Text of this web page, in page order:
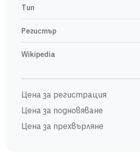
Тип
Регистър
Wikipedia
Цена за регистрация
Цена за подновяване
Цена за прехвърляне